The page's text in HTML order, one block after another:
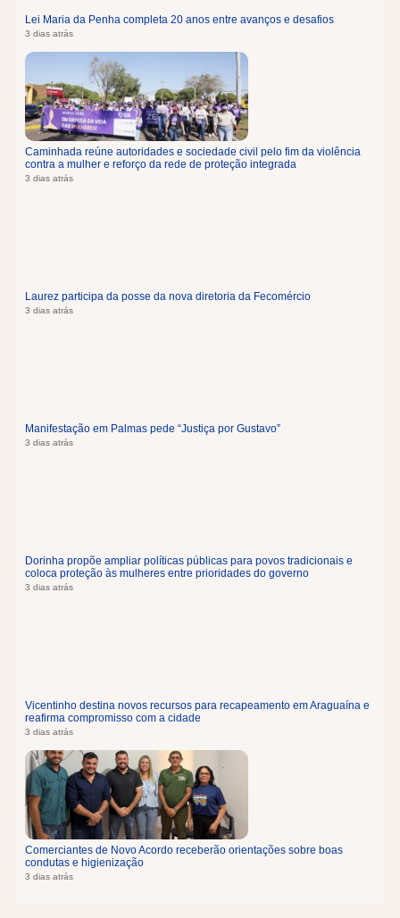
Lei Maria da Penha completa 20 anos entre avanços e desafios
3 dias atrás
Caminhada reúne autoridades e sociedade civil pelo fim da violência
contra a mulher e reforço da rede de proteção integrada
3 dias atrás
Laurez participa da posse da nova diretoria da Fecomércio
3 dias atrás
Manifestação em Palmas pede “Justiça por Gustavo”
3 dias atrás
Dorinha propõe ampliar políticas públicas para povos tradicionais e
coloca proteção às mulheres entre prioridades do governo
3 dias atrás
Vicentinho destina novos recursos para recapeamento em Araguaína e
reafirma compromisso com a cidade
3 dias atrás
Comerciantes de Novo Acordo receberão orientações sobre boas
condutas e higienização
3 dias atrás